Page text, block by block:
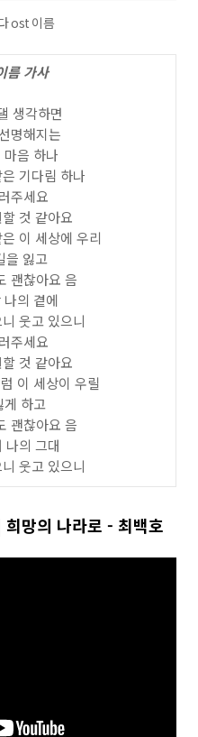
ost 이름
름 가사
생각하면
명해지는
음 하나
기다림 하나
주세요
것 같아요
이 세상에 우리
을 잃고
괜찮아요 음
의 곁에
웃고 있으니
주세요
것 같아요
이 세상이 우릴
게 하고
괜찮아요 음
나의 그대
웃고 있으니
망의 나라로 - 최백호